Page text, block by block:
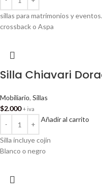
sillas para matrimonios y
crossback o Aspa
Silla Chiavari
Mobiliario, Sillas
$2.000 + iva
Añadir al carrito
Silla incluye cojín
Blanco o negro